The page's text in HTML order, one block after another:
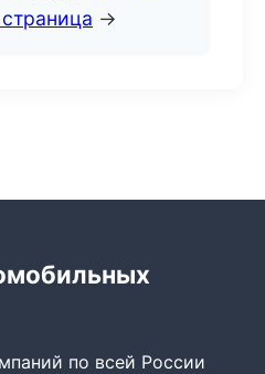
→
по всей России